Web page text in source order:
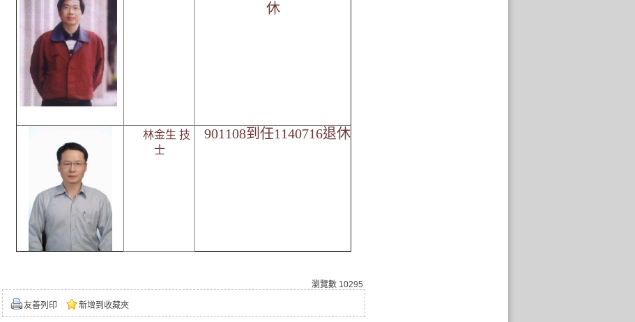
休
林金生 技
士
901108到任1140716退休
瀏覽數 10295
友善列印 新增到收藏夾